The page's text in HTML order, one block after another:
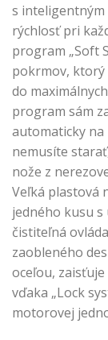
s
rýchlosť pri
program „Soft
pokrmov, ktorý
do
program sám
automaticky na
nemusíte
nože z
Veľká plastová
jedného kusu
čistiteľná
zaobleného
oceľou,
vďaka „Lock
motorovej